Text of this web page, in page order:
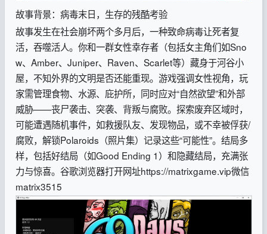
故事背景：病毒末日，生存的残酷考验
故事发生在社会崩坏两个多月后，一种致命病毒让死者复
活，吞噬活人。你和一群女性幸存者（包括女主角们如Sno
w、Amber、Juniper、Raven、Scarlet等）藏身于河谷小
屋，不知外界的文明是否还能重现。游戏强调女性视角，玩
家需管理食物、水源、庇护所，同时应对“自然欲望”和外部
威胁——丧尸袭击、突袭、背叛与腐败。探索废弃区域时，
可能遭遇随机事件，如救援队友、发现物品，或不幸被俘获/
腐败，解锁Polaroids（照片集）记录这些“可能性”。结局多
样，包括好结局（如Good Ending 1）和隐藏结局，充满张
力与惊喜。 谷歌浏览器打开网址https://matrixgame.vip微信
matrix3515